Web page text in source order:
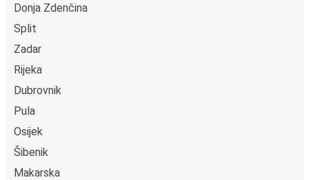
Donja Zdenčina
Split
Zadar
Rijeka
Dubrovnik
Pula
Osijek
Šibenik
Makarska